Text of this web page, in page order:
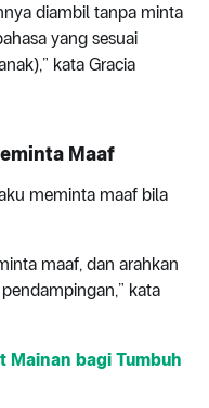
diambil tanpa minta
yang sesuai
kata Gracia
Maaf
meminta maaf bila
maaf, dan arahkan
kata
Mainan bagi Tumbuh